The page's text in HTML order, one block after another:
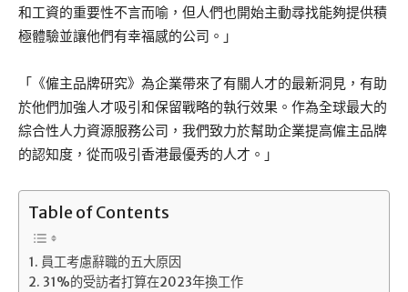
和工資的重要性不言而喻，但人們也開始主動尋找能夠提供積
極體驗並讓他們有幸福感的公司。」
「《僱主品牌研究》為企業帶來了有關人才的最新洞見，有助
於他們加強人才吸引和保留戰略的執行效果。作為全球最大的
綜合性人力資源服務公司，我們致力於幫助企業提高僱主品牌
的認知度，從而吸引香港最優秀的人才。」
Table of Contents
員工考慮辭職的五大原因
31%的受訪者打算在2023年換工作